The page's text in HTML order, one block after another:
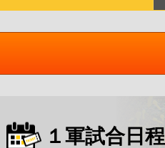
１軍試合日程